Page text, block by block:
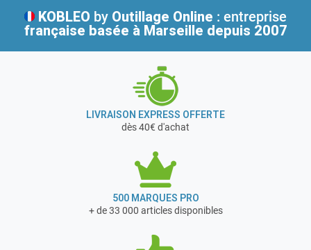
KOBLEO by Outillage Online : entreprise
française basée à Marseille depuis 2007
LIVRAISON EXPRESS OFFERTE
dès 40€ d'achat
500 MARQUES PRO
+ de 33 000 articles disponibles